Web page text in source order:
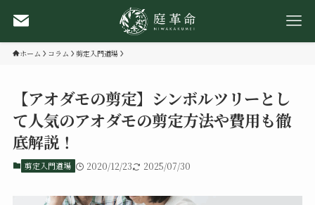
ホーム コラム 剪定入門道場
【アオダモの剪定】シンボルツリーとし
て人気のアオダモの剪定方法や費用も徹
底解説！
剪定入門道場 2020/12/23 2025/07/30